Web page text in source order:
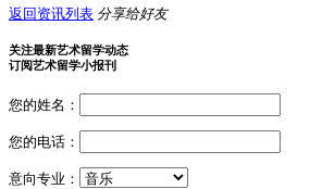
返回资讯列表 分享给好友
关注最新艺术留学动态
订阅艺术留学小报刊
您的姓名：
您的电话：
意向专业：